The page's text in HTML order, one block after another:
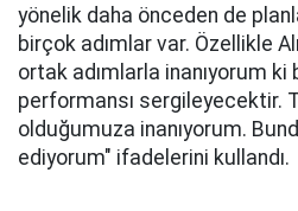
yönelik daha önceden de
birçok adımlar var. Özellikle
ortak adımlarla inanıyorum
performansı sergileyecektir.
olduğumuza inanıyorum.
ediyorum" ifadelerini kullandı.